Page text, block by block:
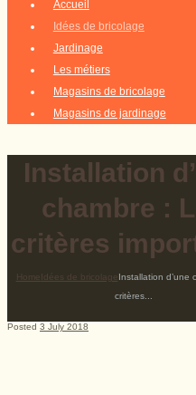
Accueil
Idées de bricolage
Jardinage
Les métiers
Magasins de bricolage
Magasins de jardinage
Installation
chambre :
critères
HomeIdées de bricolageInstallation d’une
critères...
Posted 3 July 2018